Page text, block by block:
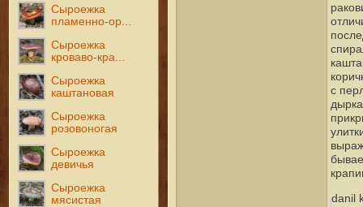
Сыроежка
пламенно-ор...
Сыроежка
кроваво-кра...
Сыроежка
каштановая
Сыроежка
розовоногая
Сыроежка
девичья
Сыроежка
мясистая
с
danil